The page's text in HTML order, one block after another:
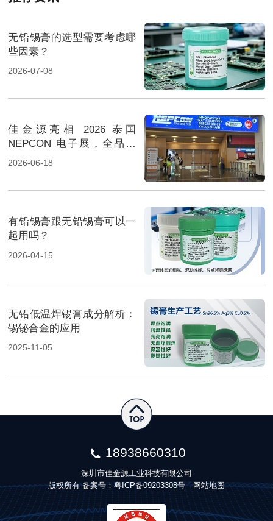
无铅锡膏的选型需要考虑哪
些因素？
2026-07-08
佳金源亮相 2026 泰国
NEPCON 电子展，全品类
焊料重磅展出，高性能锡膏
2026-06-18
有铅锡膏跟无铅锡膏可以一
起用吗？
2026-04-15
无铅低温焊锡膏成分解析：
锡铋合金的应用
2025-11-05
18938660310
深圳市佳金源工业科技有限公司
版权所有 备案号：粤ICP备09203308号 网站地图